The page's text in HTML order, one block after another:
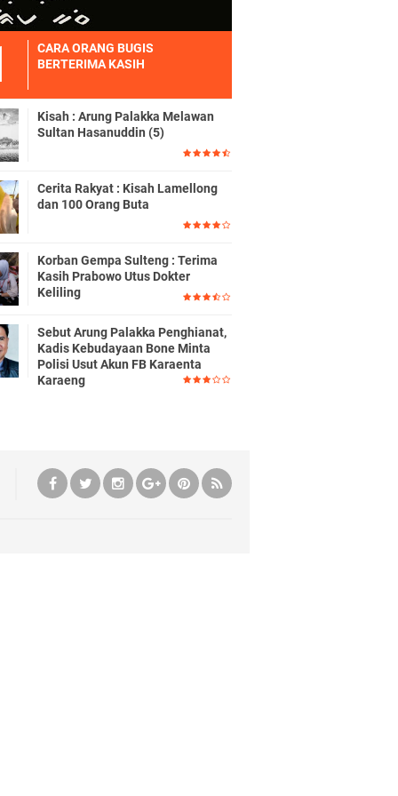
CARA ORANG BUGIS
BERTERIMA KASIH
Kisah : Arung Palakka Melawan
Sultan Hasanuddin (5)
Cerita Rakyat : Kisah Lamellong
dan 100 Orang Buta
Korban Gempa Sulteng : Terima
Kasih Prabowo Utus Dokter
Keliling
Sebut Arung Palakka Penghianat,
Kadis Kebudayaan Bone Minta
Polisi Usut Akun FB Karaenta
Karaeng